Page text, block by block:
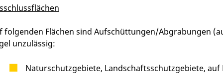
folgenden Flächen sind Aufschüttungen/Abgrabungen
unzulässig:
Naturschutzgebiete, Landschaftsschutzgebiete,